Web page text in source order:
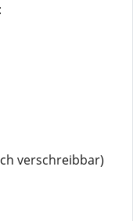
verschreibbar)